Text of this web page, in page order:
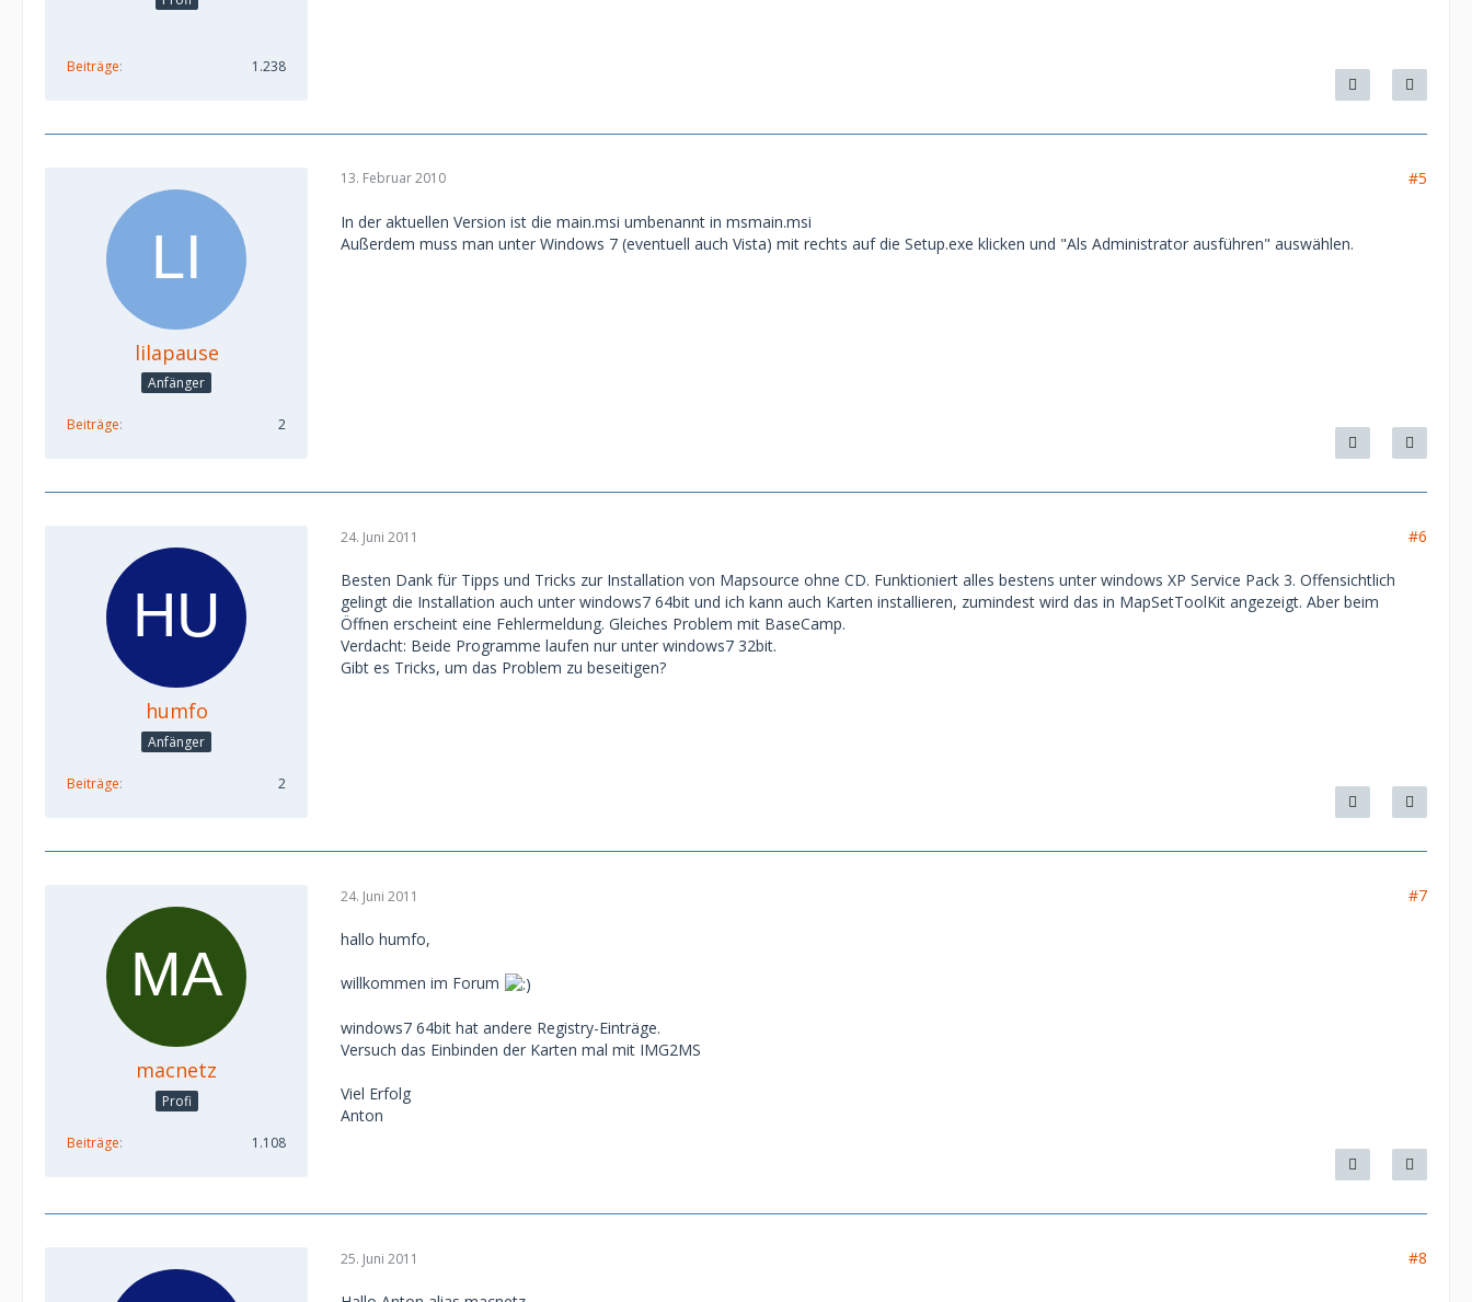
Beiträge 1.238
lilapause
Anfänger
Beiträge 2
13. Februar 2010 #5
In der aktuellen Version ist die main.msi umbenannt in msmain.msi
Außerdem muss man unter Windows 7 (eventuell auch Vista) mit rechts auf die Setup.exe klicken und "Als Administrator ausführen" auswählen.
humfo
Anfänger
Beiträge 2
24. Juni 2011 #6
Besten Dank für Tipps und Tricks zur Installation von Mapsource ohne CD. Funktioniert alles bestens unter windows XP Service Pack 3. Offensichtlich
gelingt die Installation auch unter windows7 64bit und ich kann auch Karten installieren, zumindest wird das in MapSetToolKit angezeigt. Aber beim
Öffnen erscheint eine Fehlermeldung. Gleiches Problem mit BaseCamp.
Verdacht: Beide Programme laufen nur unter windows7 32bit.
Gibt es Tricks, um das Problem zu beseitigen?
macnetz
Profi
Beiträge 1.108
24. Juni 2011 #7
hallo humfo,
willkommen im Forum
windows7 64bit hat andere Registry-Einträge.
Versuch das Einbinden der Karten mal mit IMG2MS
Viel Erfolg
Anton
25. Juni 2011 #8